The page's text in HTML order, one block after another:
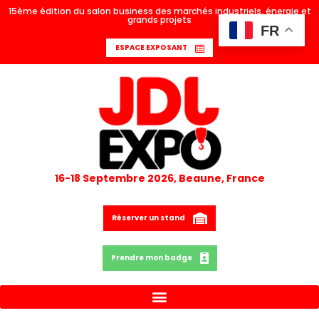
15ème édition du salon business des marchés industriels, énergie et
grands projets
ESPACE EXPOSANT
16-18 Septembre 2026, Beaune, France
Réserver un stand
Prendre mon badge
FR